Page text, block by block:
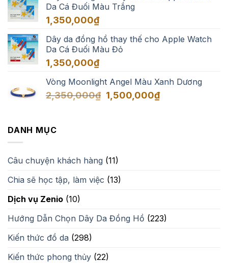
Da Cá Đuối Màu Trắng
1,350,000₫
Dây da đồng hồ thay thế cho Apple Watch
Da Cá Đuối Màu Đỏ
1,350,000₫
Vòng Moonlight Angel Màu Xanh Dương
2,350,000₫ Giá
1,500,000₫Giá
DANH MỤC
Câu chuyện khách hàng (11)
Chia sẽ học tập, làm việc (13)
Dịch vụ Zenio (10)
Hướng Dẫn Chọn Dây Da Đồng Hồ (223)
Kiến thức đồ da (298)
Kiến thức phong thủy (22)